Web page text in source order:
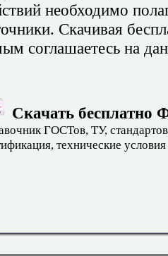
необходимо
Скачивая
соглашаетесь на
Скачать бесплатно
ГОСТов, ТУ,
технические условия